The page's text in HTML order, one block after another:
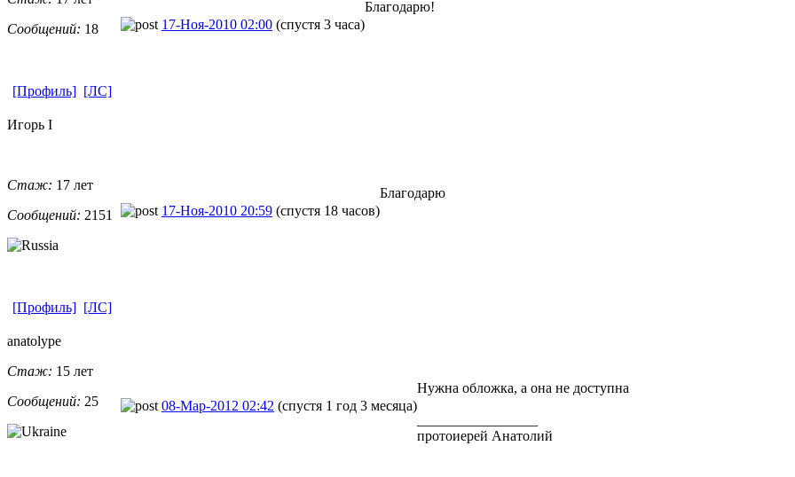
Сообщений: 18 17-Ноя-2010 02:00 (спустя 3 часа)
Благодарю!
[Профиль] [ЛС]
Игорь I
Стаж: 17 лет
Сообщений: 2151 17-Ноя-2010 20:59 (спустя 18 часов)
Благодарю
[Профиль] [ЛС]
anatolype
Стаж: 15 лет
Сообщений: 25 08-Мар-2012 02:42 (спустя 1 год 3 месяца)
Нужна обложка, а она не доступна
протоиерей Анатолий